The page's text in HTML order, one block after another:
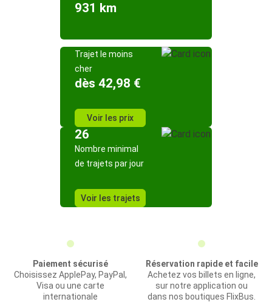
931 km
Trajet le moins
cher
dès 42,98 €
Voir les prix
26
Nombre minimal
de trajets par jour
Voir les trajets
Paiement sécurisé
Choisissez ApplePay, PayPal,
Visa ou une carte
internationale
Réservation rapide et facile
Achetez vos billets en ligne,
sur notre application ou
dans nos boutiques FlixBus.